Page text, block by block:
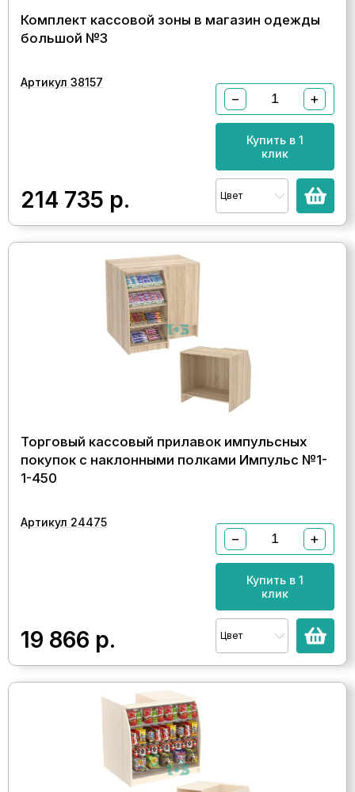
Комплект кассовой зоны в магазин одежды
большой №3
Артикул 38157
214 735 р.
− +
Купить в 1
клик
Цвет
Торговый кассовый прилавок импульсных
покупок с наклонными полками Импульс №1-
1-450
Артикул 24475
19 866 р.
− +
Купить в 1
клик
Цвет